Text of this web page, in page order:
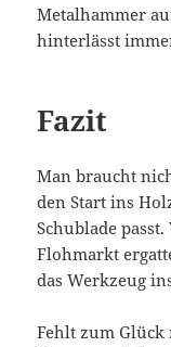
Metalhammer
hinterlässt
Fazit
Man braucht
den Start ins
Schublade
Flohmarkt
das Werkzeug
Fehlt zum